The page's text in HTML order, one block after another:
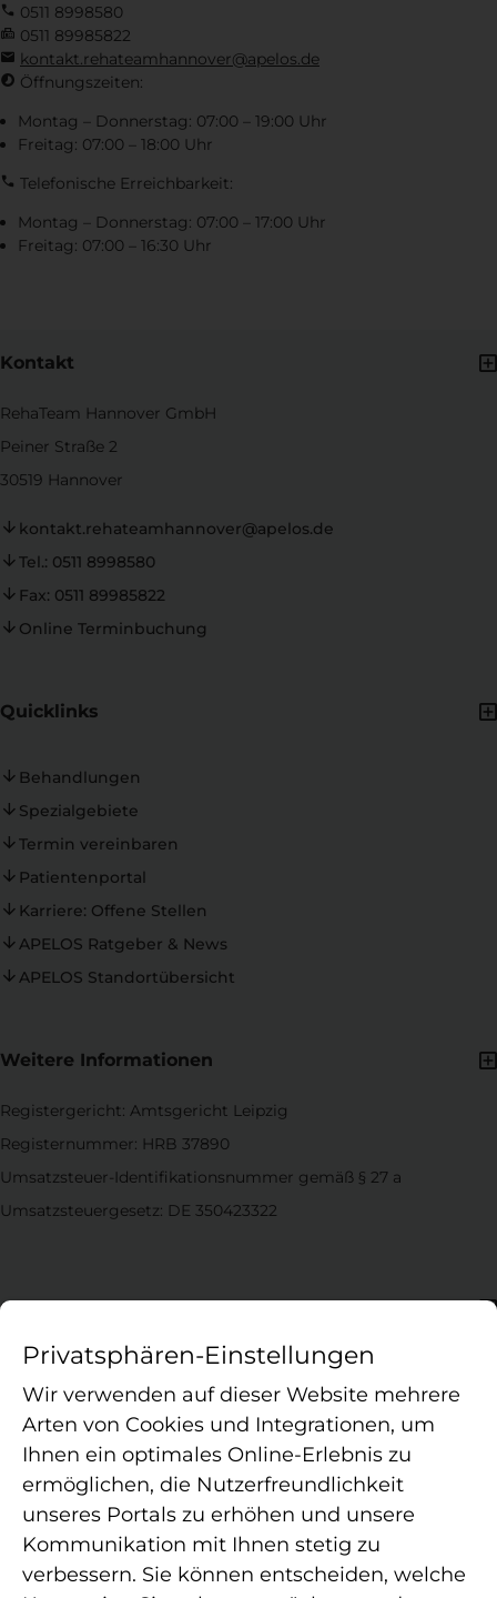
0511 8998580
0511 89985822
kontakt.rehateamhannover@apelos.de
Öffnungszeiten:
Montag – Donnerstag: 07:00 – 19:00 Uhr
Freitag: 07:00 – 18:00 Uhr
Telefonische Erreichbarkeit:
Montag – Donnerstag: 07:00 – 17:00 Uhr
Freitag: 07:00 – 16:30 Uhr
Kontakt
RehaTeam Hannover GmbH
Peiner Straße 2
30519 Hannover
kontakt.rehateamhannover@apelos.de
Tel.: 0511 8998580
Fax: 0511 89985822
Online Terminbuchung
Quicklinks
Behandlungen
Spezialgebiete
Termin vereinbaren
Patientenportal
Karriere: Offene Stellen
APELOS Ratgeber & News
APELOS Standortübersicht
Weitere Informationen
Registergericht: Amtsgericht Leipzig
Registernummer: HRB 37890
Umsatzsteuer-Identifikationsnummer gemäß § 27 a
Umsatzsteuergesetz: DE 350423322
Geschäftsführer
Holger Herrmann, Tomasz Kowalczyk, Marco van Hees, Hassan
Rezai Asl
Die APELOS Therapie ist ein in Deutschland agierender
Betreiber von Therapiepraxen für Ambulante Rehabilitation,
Physiotherapie, Ergotherapie, Logopädie, Osteopathie und
Privatsphären-Einstellungen
Wir verwenden auf dieser Website mehrere
Arten von Cookies und Integrationen, um
Ihnen ein optimales Online-Erlebnis zu
ermöglichen, die Nutzerfreundlichkeit
unseres Portals zu erhöhen und unsere
Kommunikation mit Ihnen stetig zu
verbessern. Sie können entscheiden, welche